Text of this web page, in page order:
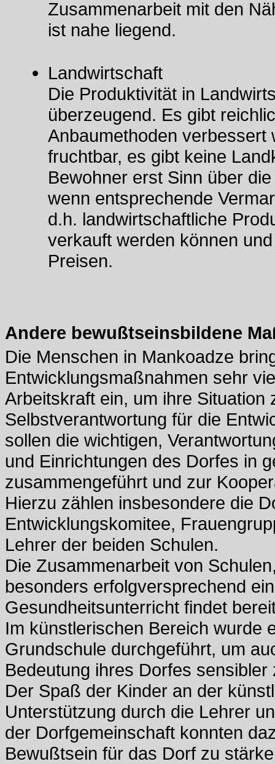
Zusammenarbeit mit den
ist nahe liegend.
Landwirtschaft
Die Produktivität in
überzeugend. Es gibt
Anbaumethoden
fruchtbar, es gibt keine
Bewohner erst Sinn über
wenn entsprechende
d.h. landwirtschaftliche
verkauft werden können
Preisen.
Andere bewußtseinsbildene
Die Menschen in Mankoadze
Entwicklungsmaßnahmen sehr
Arbeitskraft ein, um ihre Situation
Selbstverantwortung für die
sollen die wichtigen,
und Einrichtungen des Dorfes in
zusammengeführt und zur
Hierzu zählen insbesondere die
Entwicklungskomitee,
Lehrer der beiden Schulen.
Die Zusammenarbeit von
besonders erfolgversprechend
Gesundheitsunterricht findet
Im künstlerischen Bereich wurde
Grundschule durchgeführt, um
Bedeutung ihres Dorfes sensibler
Der Spaß der Kinder an der
Unterstützung durch die Lehrer
der Dorfgemeinschaft konnten
Bewußtsein für das Dorf zu